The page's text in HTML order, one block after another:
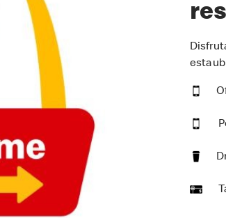
esta